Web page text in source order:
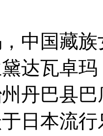
中国藏
达瓦卓
丹巴县
日本流